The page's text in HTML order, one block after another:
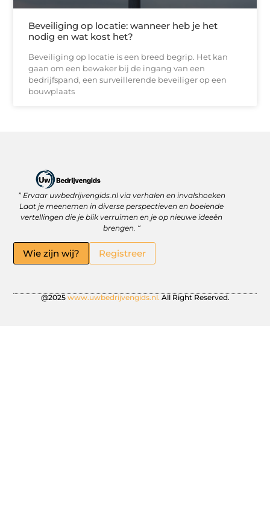
Beveiliging op locatie: wanneer heb je het
nodig en wat kost het?
Beveiliging op locatie is een breed begrip. Het kan
gaan om een bewaker bij de ingang van een
bedrijfspand, een surveillerende beveiliger op een
bouwplaats
” Ervaar uwbedrijvengids.nl via verhalen en invalshoeken
Laat je meenemen in diverse perspectieven en boeiende
vertellingen die je blik verruimen en je op nieuwe ideeën
brengen. “
Wie zijn wij? Registreer
@2025 www.uwbedrijvengids.nl. All Right Reserved.